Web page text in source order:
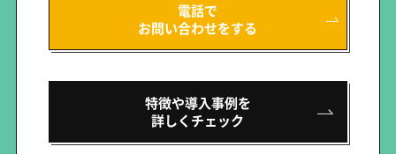
電話で
お問い合わせをする
特徴や導入事例を
詳しくチェック